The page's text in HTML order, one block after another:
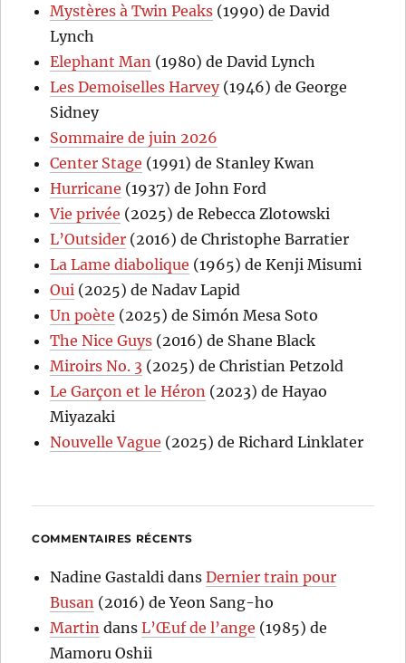
Mystères à Twin Peaks (1990) de David
Lynch
Elephant Man (1980) de David Lynch
Les Demoiselles Harvey(1946) de George
Sidney
Sommaire de juin 2026
Center Stage (1991) de Stanley Kwan
Hurricane (1937) de John Ford
Vie privée (2025) de Rebecca Zlotowski
L’Outsider (2016) de Christophe Barratier
La Lame diabolique (1965) de Kenji Misumi
Oui (2025) de Nadav Lapid
Un poète (2025) de Simón Mesa Soto
The Nice Guys (2016) de Shane Black
Miroirs No. 3 (2025) de Christian Petzold
Le Garçon et le Héron (2023) de Hayao
Miyazaki
Nouvelle Vague (2025) de Richard Linklater
COMMENTAIRES RÉCENTS
Nadine Gastaldi dansDernier train pour
Busan (2016) de Yeon Sang-ho
Martin dansL’Œuf de l’ange (1985) de
Mamoru Oshii